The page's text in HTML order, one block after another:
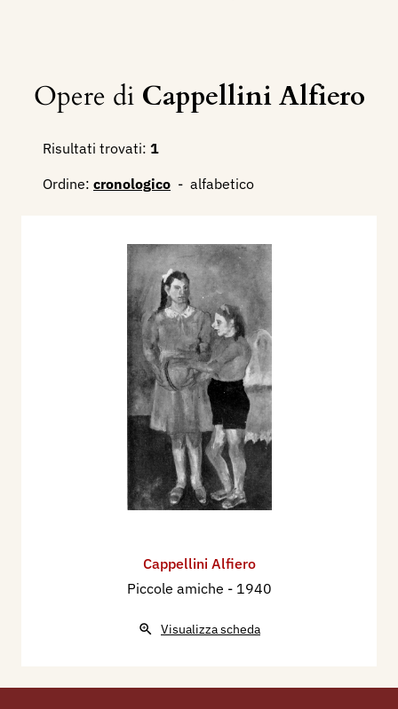
Opere di Cappellini Alfiero
Risultati trovati: 1
Ordine: cronologico - alfabetico
Cappellini Alfiero
Piccole amiche - 1940
Visualizza scheda